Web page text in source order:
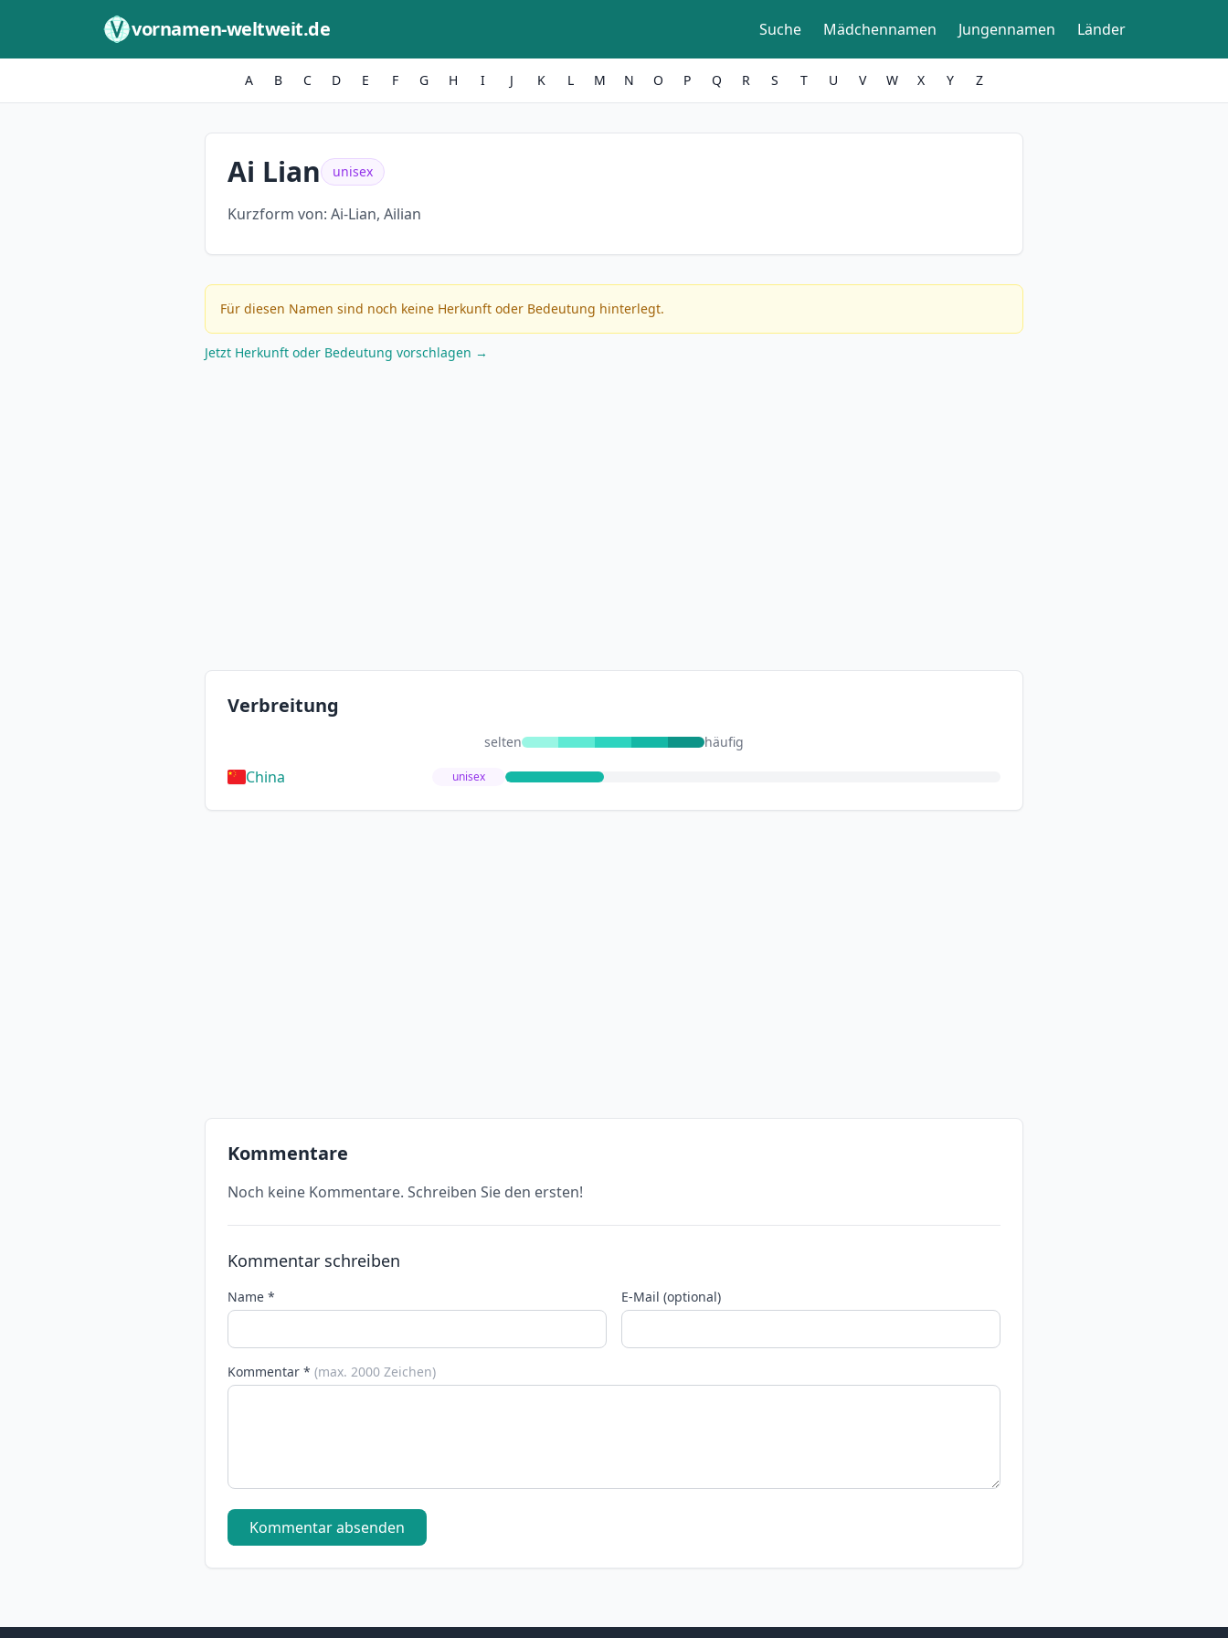
vornamen-weltweit.de Suche Mädchennamen Jungennamen Länder
A B C D E F G H I J K L M N O P Q R S T U V W X Y Z
Ai Lian unisex
Kurzform von: Ai-Lian, Ailian
Für diesen Namen sind noch keine Herkunft oder Bedeutung hinterlegt.
Jetzt Herkunft oder Bedeutung vorschlagen →
Verbreitung
selten häufig
China unisex
Kommentare
Noch keine Kommentare. Schreiben Sie den ersten!
Kommentar schreiben
Name * E-Mail (optional)
Kommentar * (max. 2000 Zeichen)
Kommentar absenden